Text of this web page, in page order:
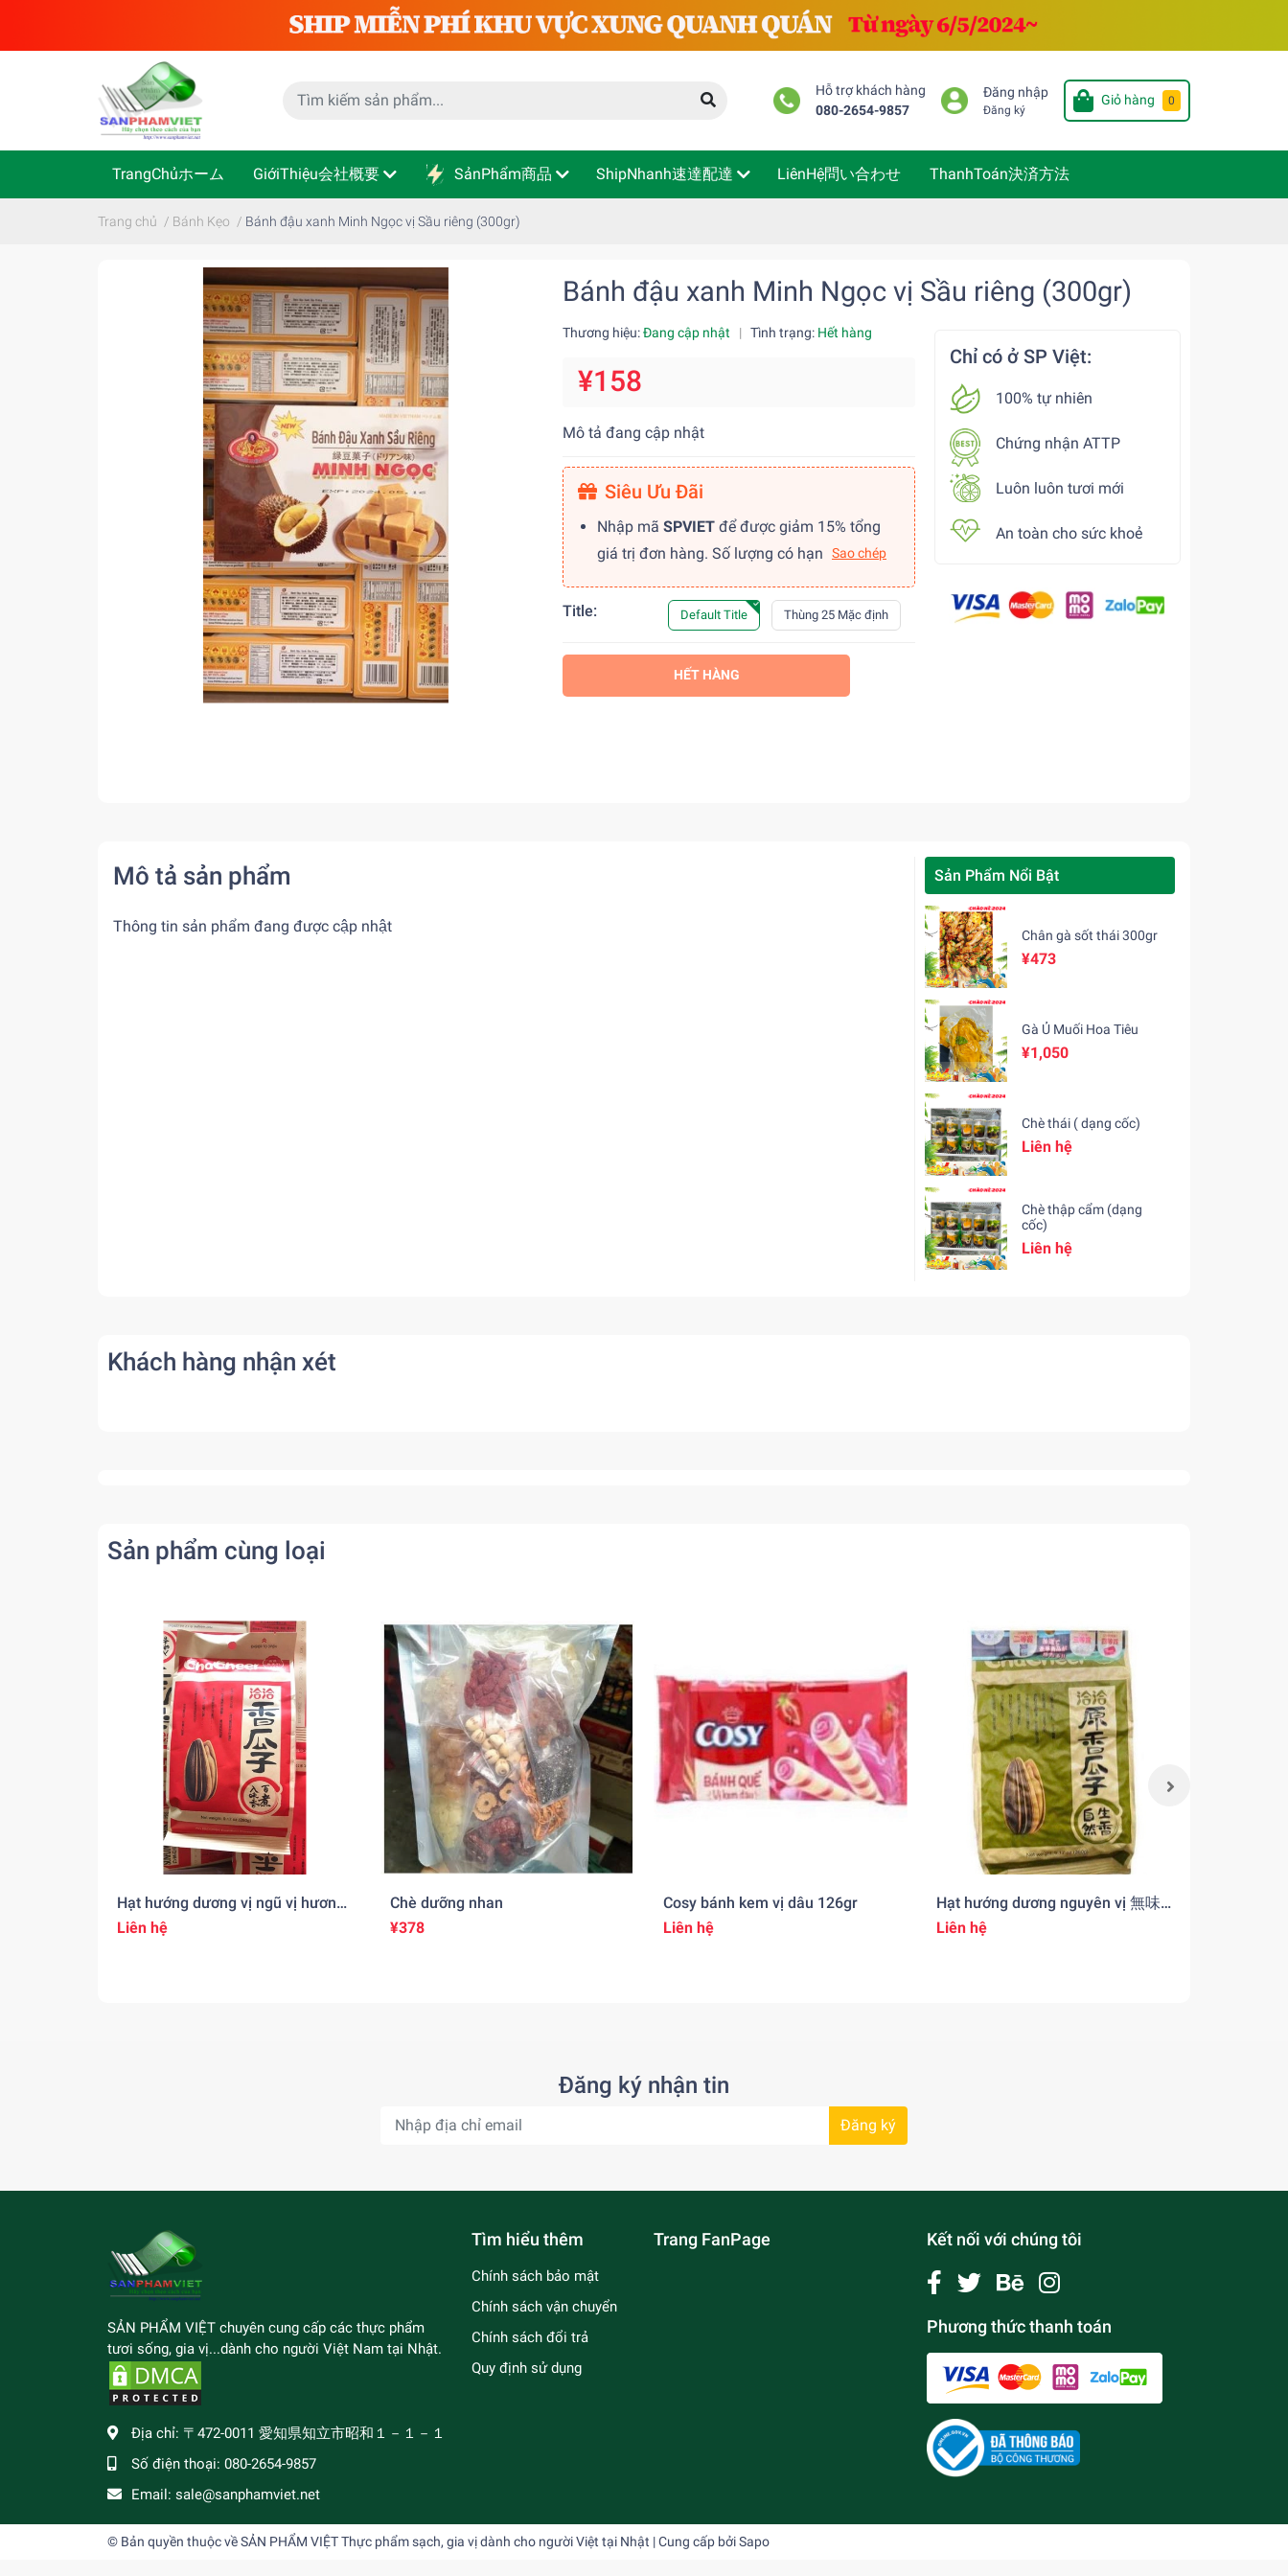
Hỗ trợ khách hàng
080-2654-9857
Đăng nhập
Đăng ký
Giỏ hàng 0
TrangChủホーム GiớiThiệu会社概要 SảnPhẩm商品 ShipNhanh速達配達 LiênHệ問い合わせ ThanhToán決済方法
Trang chủ / Bánh Kẹo / Bánh đậu xanh Minh Ngọc vị Sầu riêng (300gr)
Bánh đậu xanh Minh Ngọc vị Sầu riêng (300gr)
Thương hiệu:Đang cập nhật | Tình trạng: Hết hàng
¥158
Mô tả đang cập nhật
Siêu Ưu Đãi
Nhập mã SPVIET để được giảm 15% tổng
giá trị đơn hàng. Số lượng có hạn
Sao chép
Title: Default Title Thùng 25 Mặc định
HẾT HÀNG
Chỉ có ở SP Việt:
100% tự nhiên
Chứng nhận ATTP
Luôn luôn tươi mới
An toàn cho sức khoẻ
Mô tả sản phẩm
Thông tin sản phẩm đang được cập nhật
Sản Phẩm Nổi Bật
Chân gà sốt thái 300gr
¥473
Gà Ủ Muối Hoa Tiêu
¥1,050
Chè thái ( dạng cốc)
Liên hệ
Chè thập cẩm (dạng
cốc)
Liên hệ
Khách hàng nhận xét
Sản phẩm cùng loại
Hạt hướng dương vị ngũ vị hương
五香粉味のひまわりの種(260gr)
Liên hệ
Chè dưỡng nhan
¥378
Cosy bánh kem vị dâu 126gr
Liên hệ
Hạt hướng dương nguyên vị 無味
のひまわりの種 200gr
Liên hệ
Đăng ký nhận tin
Đăng ký
SẢN PHẨM VIỆT chuyên cung cấp các thực phẩm
tươi sống, gia vị...dành cho người Việt Nam tại Nhật.
Địa chỉ: 〒472-0011 愛知県知立市昭和１－１－１
Số điện thoại: 080-2654-9857
Email: sale@sanphamviet.net
Tìm hiểu thêm
Chính sách bảo mật
Chính sách vận chuyển
Chính sách đổi trả
Quy định sử dụng
Trang FanPage Kết nối với chúng tôi
Phương thức thanh toán
© Bản quyền thuộc vềSẢN PHẨM VIỆT Thực phẩm sạch, gia vị dành cho người Việt tại Nhật | Cung cấp bởiSapo